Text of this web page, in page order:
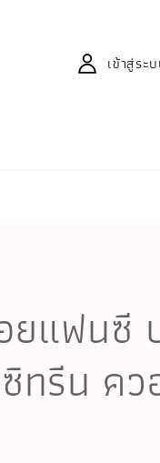
เข้าสู่ระ
ยแฟนซี
ทรีน ค